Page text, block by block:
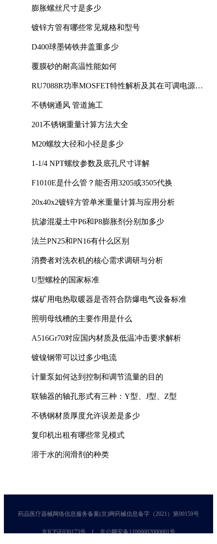
膨胀螺丝尺寸是多少
镀锌方管有哪些常见规格和型号
D400球墨铸铁井盖重多少
覆膜砂的耐高温性能如何
RU7088R功率MOSFET特性解析及其在可调电源设
不锈钢通风 管道施工
201不锈钢重量计算方法大全
M20螺纹大径和小径是多少
1-1/4 NPT螺纹参数及底孔尺寸详解
F1010E是什么管？能否用3205或3505代换
20x40x2镀锌方管单米重量计算与应用分析
抗渗混凝土中P6和P8膨胀剂分别加多少
法兰PN25和PN16有什么区别
消费者对洗衣机的核心需求调研与分析
U型螺栓的国家标准
煤矿用电热取暖器是否符合防爆电气设备标准
照明母线槽的主要作用是什么
A516Gr70对应国内材质及低温冲击要求解析
镀镍钢带可以过多少电流
计量泵如何达到控制和调节流量的目的
联轴器的轴孔形式有三种：Y型、J型、Z型
不锈钢材质厚度允许误差是多少
复印机出租有哪些常见模式
溶于水的润滑剂的种类
药品医疗器械网络信息服务备案(京)网药械信息备字（2021）第00159号
京ICP证030173号 京公网安备11000002000001号